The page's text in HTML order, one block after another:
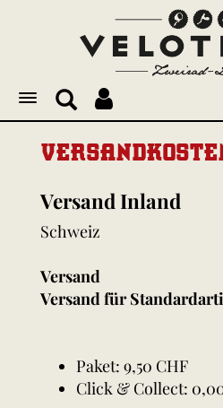
Toggle
navigation
Versand Inland
Schweiz
Versand
Versand für
Paket: 9,50 CHF
Click & Collect: